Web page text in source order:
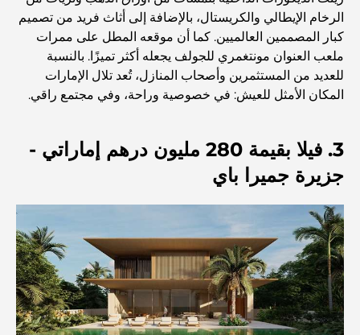
المقاهي في منطقة الخليج التجاري: مزيج مثالي من القهوة
والمجتمع
مطاعم دبي الحائزة على نجمة ميشلان: جولة مغامرة لعشاق
الطعام
استكشاف مطاعم جميرا جولف إستيتس: دليل الطهي
Dubai Horse Racing: Where Tradition Meets
Global Competition
المقاهي في نخلة جميرا: دليل لأفضل أماكن القهوة وأسلوب
الحياة في الجزيرة
أفضل وجبات الإفطار في دبي: اختياراتي المفضلة لعام 2026
الرخام الإيطالي والكريستال، بالإضافة إلى أثاث فريد من تصميم
كبار المصممين العالميين. كما أن موقعه المطل على ممرات
ملعب العنوان مونتغمري للجولف يجعله أكثر تميزًا. بالنسبة
للعديد من المستثمرين وأصحاب المنازل، تُعد تلال الإمارات
المكان الأمثل للعيش: في خصوصية وراحة، وفي مجتمع راقي.
3. فيلا بقيمة 280 مليون درهم إماراتي -
جزيرة جميرا باي